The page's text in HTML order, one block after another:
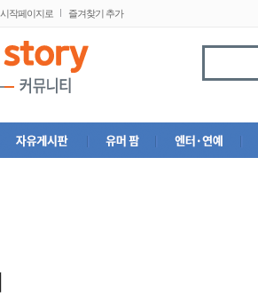
시작페이지로 즐겨찾기 추가